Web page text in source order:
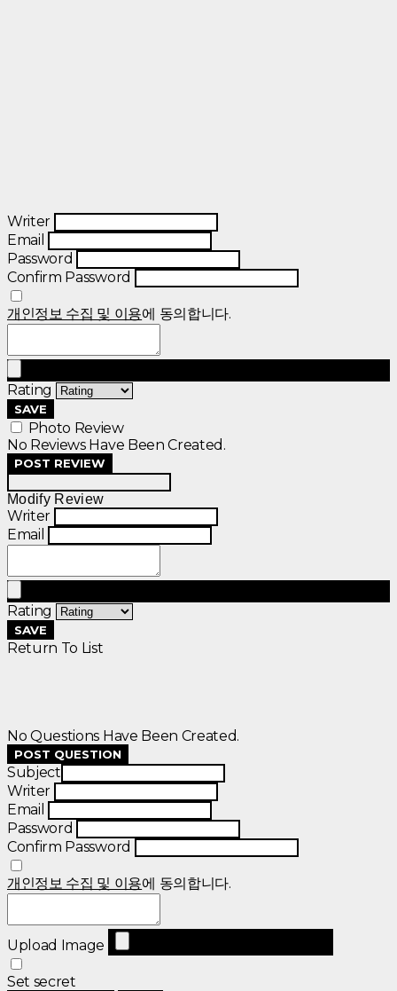
Writer
Email
Password
Confirm Password
개인정보 수집 및 이용에 동의합니다.
Rating
SAVE
Photo Review
No Reviews Have Been Created.
POST REVIEW
Modify Review
Writer
Email
Rating
SAVE
Return To List
No Questions Have Been Created.
POST QUESTION
Subject
Writer
Email
Password
Confirm Password
개인정보 수집 및 이용에 동의합니다.
Upload Image
Set secret